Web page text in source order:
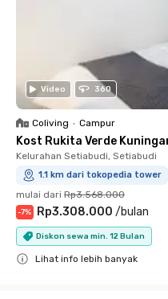
Video 360
Coliving • Campur
Kost Rukita Verde
Kelurahan Setiabudi, Setiabudi
1.1 km dari tokopedia tower
mulai dari Rp3.568.000
-7% Rp3.308.000 /bulan
Diskon sewa min. 12 Bulan
Lihat info lebih banyak